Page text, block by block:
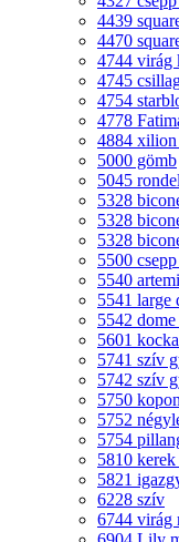
4439
4470
4744 virág
4745
4754
4778
4884 xilion
5000 gömb
5045
5328
5328
5328
5500
5540
5541 large
5542 dome
5601
5741 szív
5742 szív
5750
5752
5754
5810
5821
6228 szív
6744 virág